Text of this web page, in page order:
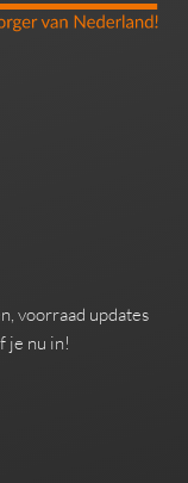
voorraad updates
je nu in!